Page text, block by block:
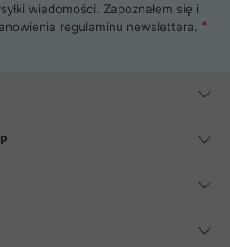
wiadomości. Zapoznałem się i
regulaminu newslettera.